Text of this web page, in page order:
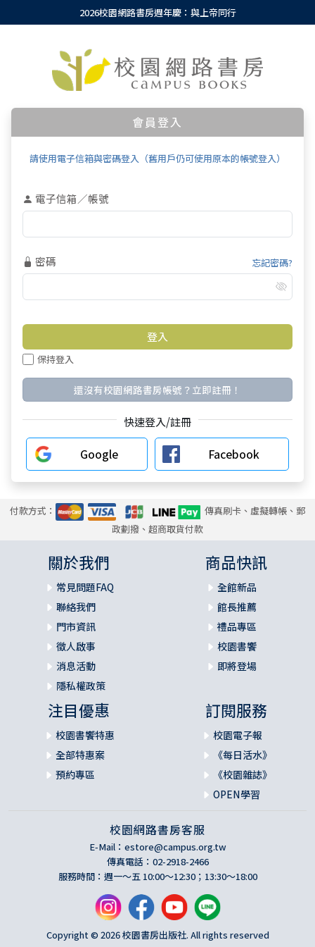
2026校園網路書房週年慶：與上帝同行
會員登入
請使用電子信箱與密碼登入（舊用戶仍可使用原本的帳號登入）
電子信箱／帳號
密碼 忘記密碼?
保持登入
還沒有校園網路書房帳號？立即註冊！
快速登入/註冊
Google Facebook
付款方式：
傳真刷卡、虛擬轉帳、郵
政劃撥、超商取貨付款
關於我們
常見問題FAQ
聯絡我們
門市資訊
徵人啟事
消息活動
隱私權政策
商品快訊
全館新品
館長推薦
禮品專區
校園書饗
即將登場
注目優惠
校園書饗特惠
全部特惠案
預約專區
訂閱服務
校園電子報
《每日活水》
《校園雜誌》
OPEN學習
校園網路書房客服
E-Mail： estore@campus.org.tw
傳真電話：02-2918-2466
服務時間：週一～五 10:00～12:30；13:30～18:00
Copyright © 2026 校園書房出版社. All rights reserved